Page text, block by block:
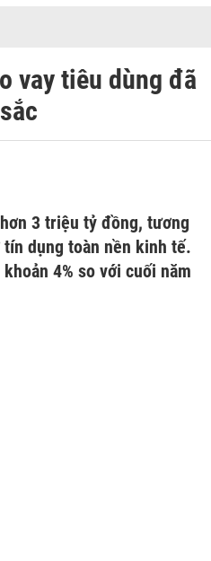
vay tiêu dùng đã
3 triệu tỷ đồng, tương
dụng toàn nền kinh tế.
4% so với cuối năm